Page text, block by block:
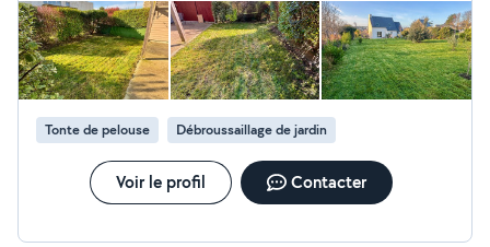
Débroussaillage et Désherbage - Élagage - Ramassage
et évacuation des végétaux - Autres petits travaux
Travail soigné et efficace. Matériel adapté. Devis
GRATUIT et personnalisé ! Contactez moi dès
aujourd'hui pour un jardin toujours propre et un entretien
adapté a vos besoins !
Tonte de pelouse Débroussaillage de jardin
Voir le profil Contacter